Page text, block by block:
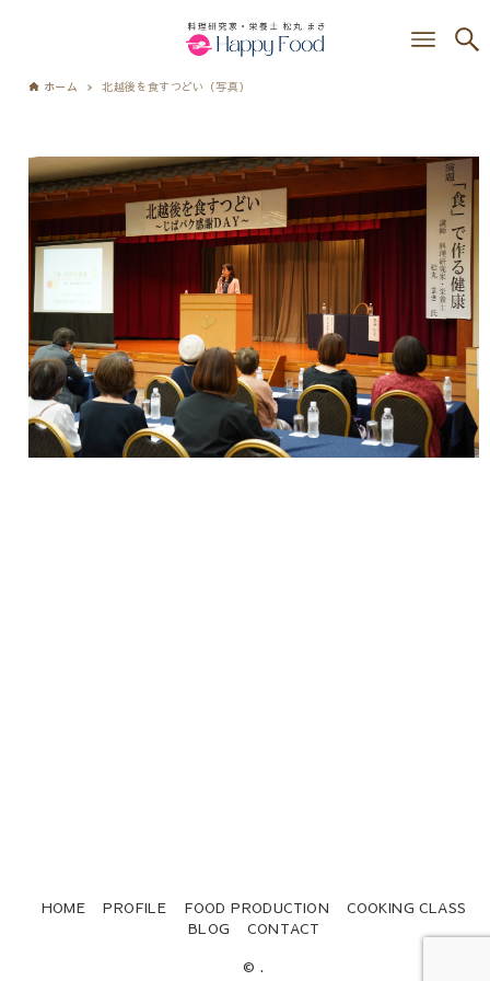
ホーム 北越後を食すつどい（写真）
HOME PROFILE FOOD PRODUCTION
COOKING CLASS
BLOG
CONTACT
© .